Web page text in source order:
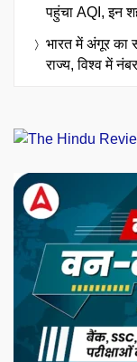
पहुंचा AQI, इन
भारत में अंगूर का
राज्य, विश्व में